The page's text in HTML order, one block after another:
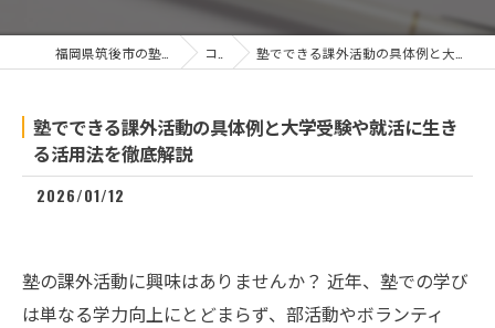
福岡県筑後市の塾なら-個別指導リード- コラム 塾でできる課外活動の具体例と大学受験や就活に生きる活用法を徹底解説
塾でできる課外活動の具体例と大学受験や就活に生き
る活用法を徹底解説
2026/01/12
塾の課外活動に興味はありませんか？ 近年、塾での学び
は単なる学力向上にとどまらず、部活動やボランティ